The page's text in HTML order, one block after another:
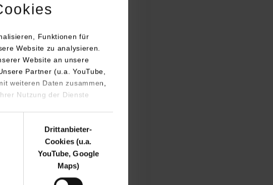
Funktionen für
Website zu analysieren.
Website an unsere
Partner (u.a. YouTube,
weiteren Daten zusammen,
Nutzung der Dienste
Drittanbieter-
Cookies (u.a.
YouTube, Google
Maps)
Stuttgart, begrüßte das
Einblicke in das Projekt und
Löwentanz hieß es „Film ab“!
unterschiedliche
Vorstandsvorsitzende und
zu sehen waren. Jieyang
bereits seit über